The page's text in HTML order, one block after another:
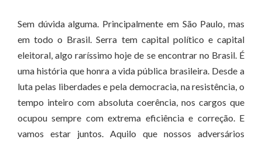
Sem dúvida alguma. Principalmente em São Paulo, mas
em todo o Brasil. Serra tem capital político e capital
eleitoral, algo raríssimo hoje de se encontrar no Brasil. É
uma história que honra a vida pública brasileira. Desde a
luta pelas liberdades e pela democracia, na resistência, o
tempo inteiro com absoluta coerência, nos cargos que
ocupou sempre com extrema eficiência e correção. E
vamos estar juntos. Aquilo que nossos adversários